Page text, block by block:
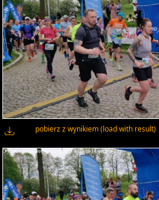
pobierz z wynikiem (load with result)